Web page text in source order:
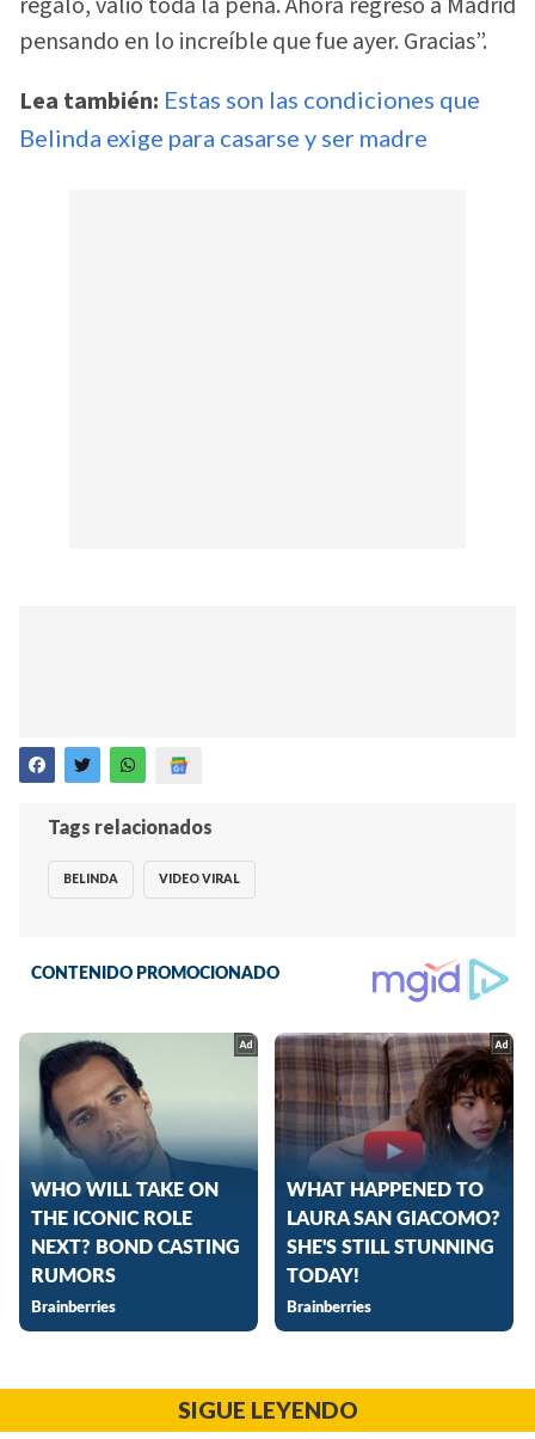
pensando en lo increíble que fue ayer. Gracias”.
Lea también: Estas son las condiciones que
Belinda exige para casarse y ser madre
Tags relacionados
BELINDA VIDEO VIRAL
SIGUE LEYENDO